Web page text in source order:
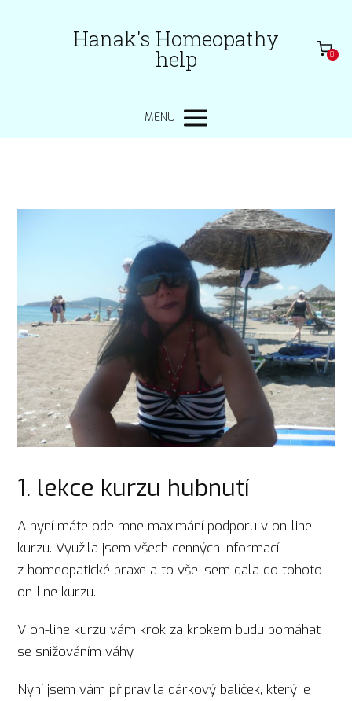
Hanak's Homeopathy
help 0
MENU
1. lekce kurzu hubnutí
A nyní máte ode mne maximání podporu v on-line
kurzu. Využila jsem všech cenných informací
z homeopatické praxe a to vše jsem dala do tohoto
on-line kurzu.
V on-line kurzu vám krok za krokem budu pomáhat
se snižováním váhy.
Nyní jsem vám připravila dárkový balíček, který je